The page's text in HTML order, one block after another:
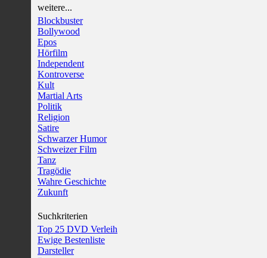
weitere...
Blockbuster
Bollywood
Epos
Hörfilm
Independent
Kontroverse
Kult
Martial Arts
Politik
Religion
Satire
Schwarzer Humor
Schweizer Film
Tanz
Tragödie
Wahre Geschichte
Zukunft
Suchkriterien
Top 25 DVD Verleih
Ewige Bestenliste
Darsteller